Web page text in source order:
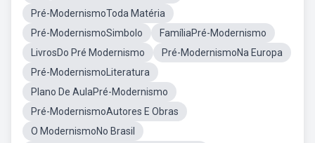
Pré-ModernismoToda Matéria
Pré-ModernismoSimbolo
FamíliaPré-Modernismo
LivrosDo Pré Modernismo
Pré-ModernismoNa Europa
Pré-ModernismoLiteratura
Plano De AulaPré-Modernismo
Pré-ModernismoAutores E Obras
O ModernismoNo Brasil